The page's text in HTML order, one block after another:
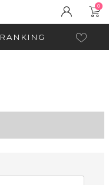
0
RANKING